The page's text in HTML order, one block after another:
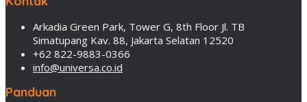
Arkadia Green Park, Tower G, 8th Floor Jl. TB
Simatupang Kav. 88, Jakarta Selatan 12520
+62 822-9883-0366
info@universa.co.id
Panduan